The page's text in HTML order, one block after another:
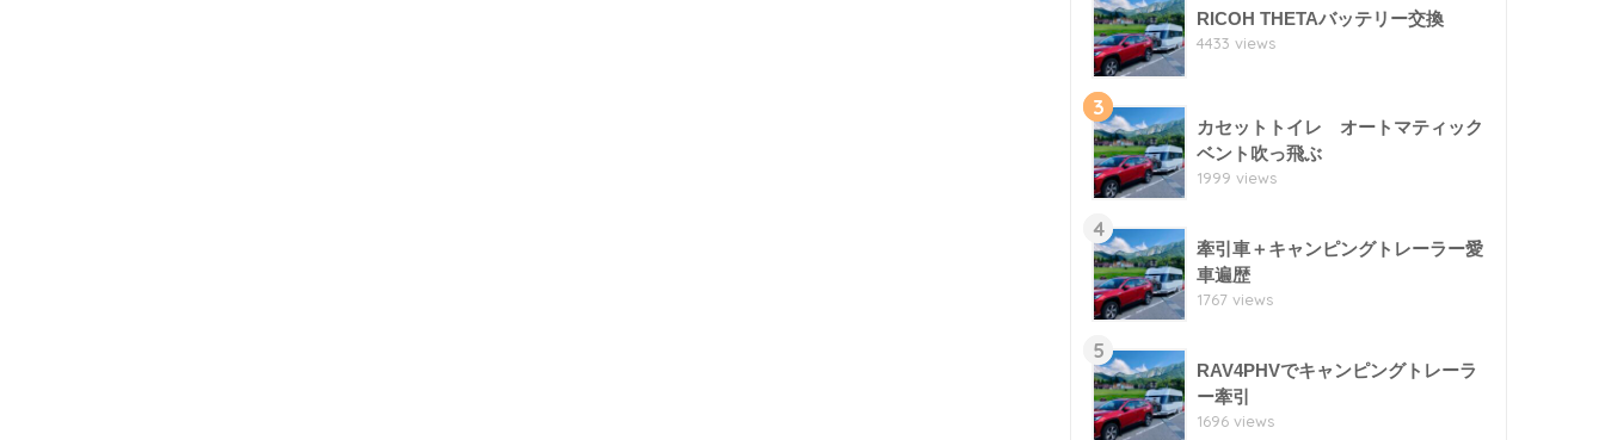
RICOH THETAバッテリー交換
4433 views
3
カセットトイレ オートマティック
ベント吹っ飛ぶ
1999 views
4
牽引車＋キャンピングトレーラー愛
車遍歴
1767 views
5
RAV4PHVでキャンピングトレーラ
ー牽引
1696 views